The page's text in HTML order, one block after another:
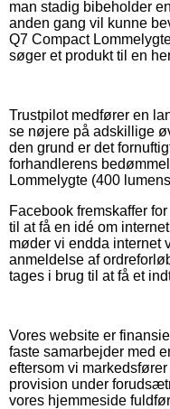
man stadig bibeholder
anden gang vil kunne
Q7 Compact
søger et produkt til en
Trustpilot medfører en
se nøjere på adskillige
den grund er det
forhandlerens
Lommelygte (400
Facebook fremskaffer
til at få en idé om
møder vi endda internet
anmeldelse af
tages i brug til at få et
Vores website er
faste samarbejder med
eftersom vi
provision under
vores hjemmeside